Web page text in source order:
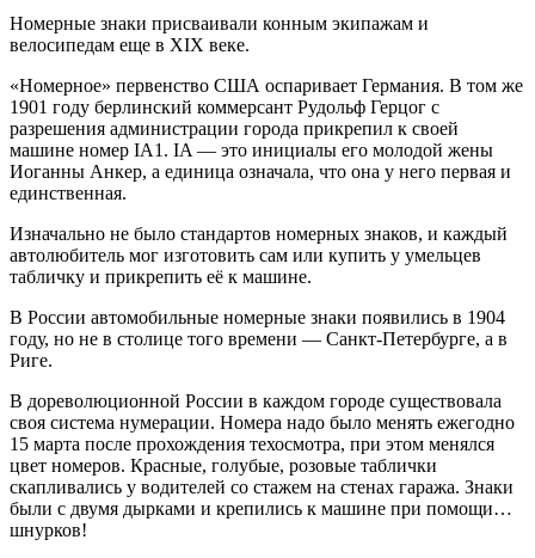
Номерные знаки присваивали конным экипажам и
велосипедам еще в XIX веке.
«Номерное» первенство США оспаривает Германия. В том же
1901 году берлинский коммерсант Рудольф Герцог с
разрешения администрации города прикрепил к своей
машине номер IA1. IA — это инициалы его молодой жены
Иоганны Анкер, а единица означала, что она у него первая и
единственная.
Изначально не было стандартов номерных знаков, и каждый
автолюбитель мог изготовить сам или купить у умельцев
табличку и прикрепить её к машине.
В России автомобильные номерные знаки появились в 1904
году, но не в столице того времени — Санкт-Петербурге, а в
Риге.
В дореволюционной России в каждом городе существовала
своя система нумерации. Номера надо было менять ежегодно
15 марта после прохождения техосмотра, при этом менялся
цвет номеров. Красные, голубые, розовые таблички
скапливались у водителей со стажем на стенах гаража. Знаки
были с двумя дырками и крепились к машине при помощи…
шнурков!